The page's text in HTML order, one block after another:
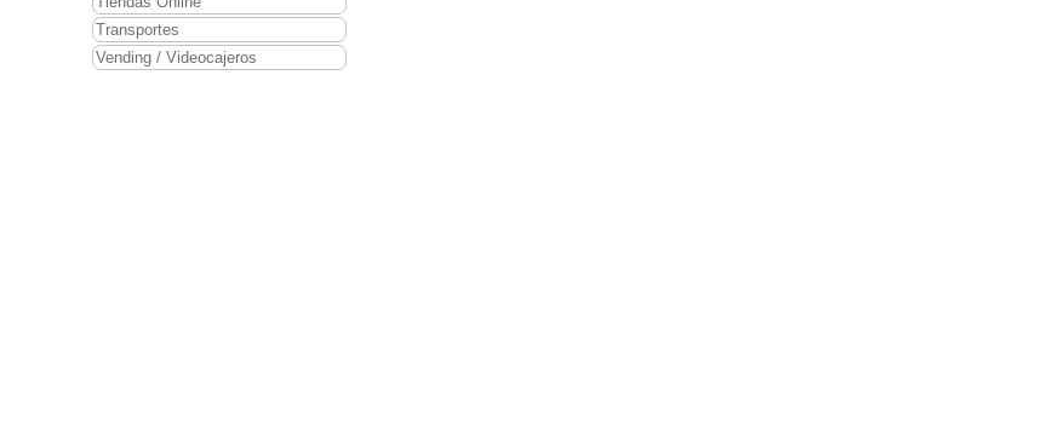
Transportes
Vending / Videocajeros